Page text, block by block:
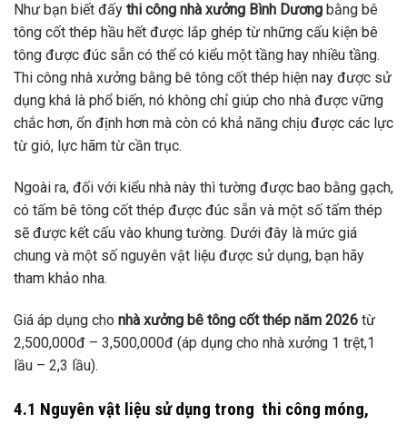
Như bạn biết đấy thi công nhà xưởng Bình Dương bằng bê
tông cốt thép hầu hết được lắp ghép từ những cấu kiện bê
tông được đúc sẵn có thể có kiểu một tầng hay nhiều tầng.
Thi công nhà xưởng bằng bê tông cốt thép hiện nay được sử
dụng khá là phổ biến, nó không chỉ giúp cho nhà được vững
chắc hơn, ổn định hơn mà còn có khả năng chịu được các lực
từ gió, lực hãm từ cần trục.
Ngoài ra, đối với kiểu nhà này thì tường được bao bằng gạch,
có tấm bê tông cốt thép được đúc sẵn và một số tấm thép
sẽ được kết cấu vào khung tường. Dưới đây là mức giá
chung và một số nguyên vật liệu được sử dụng, bạn hãy
tham khảo nha.
Giá áp dụng cho nhà xưởng bê tông cốt thép năm 2026 từ
2,500,000đ – 3,500,000đ (áp dụng cho nhà xưởng 1 trệt,1
lầu – 2,3 lầu).
4.1 Nguyên vật liệu sử dụng trong thi công móng,